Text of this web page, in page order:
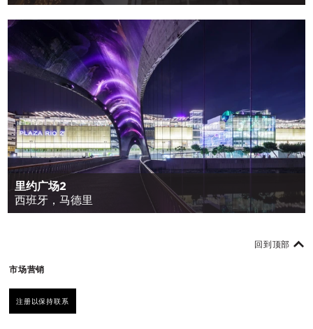
里约广场2
西班牙，马德里
市场营销
注册以保持联系
回到顶部